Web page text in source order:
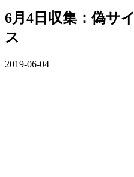
6月4日収集：偽サ
ス
2019-06-04